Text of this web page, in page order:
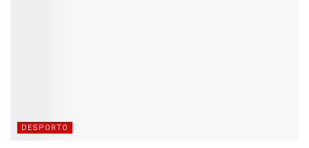
DESPORTO